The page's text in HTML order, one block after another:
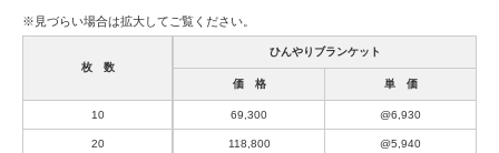
※見づらい場合は拡大してご覧ください。
枚 数
ひんやりブランケット
価 格 単 価
10 69,300 @6,930
20 118,800 @5,940